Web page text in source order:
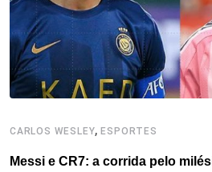
t
CARLOS WESLEY,ESPORTES
Messi e CR7: a corrida pelo